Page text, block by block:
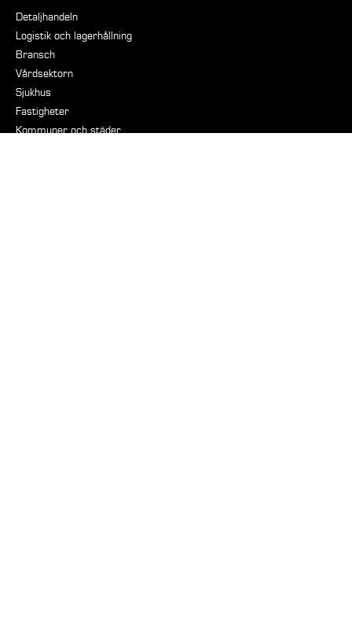
Detaljhandeln
Logistik och lagerhållning
Bransch
Vårdsektorn
Sjukhus
Fastigheter
Kommuner och städer